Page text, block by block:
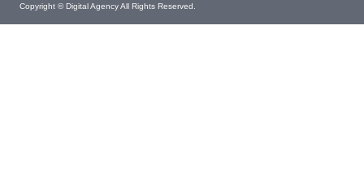
Copyright © Digital Agency All Rights Reserved.